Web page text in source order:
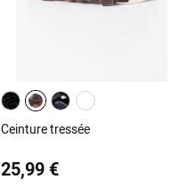
Ceinture tressée
25,99 €